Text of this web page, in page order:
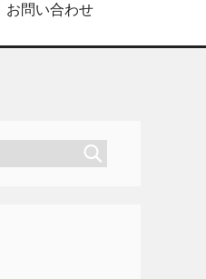
お問い合わせ